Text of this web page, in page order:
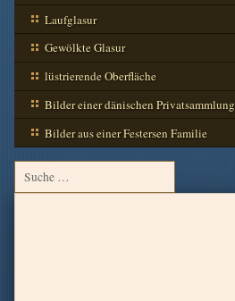
Laufglasur
Gewölkte Glasur
lüstrierende Oberfläche
Bilder einer dänischen Privatsammlung
Bilder aus einer Festersen Familie